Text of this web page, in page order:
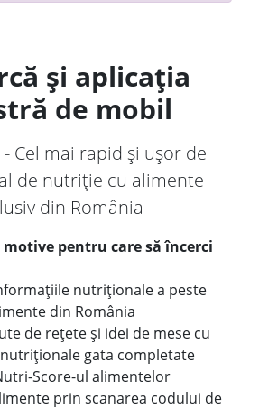
și aplicația
de mobil
- Cel mai rapid și ușor de
de nutriție cu alimente
din România
pentru care să încerci
nutriționale a peste
din România
de rețete și idei de mese cu
gata completate
Score-ul alimentelor
prin scanarea codului de